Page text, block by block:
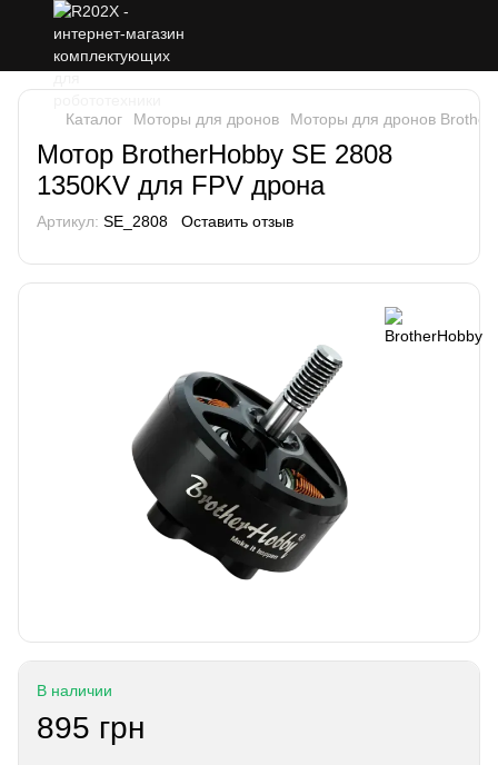
Каталог Моторы для дронов Моторы для дронов
Мотор BrotherHobby SE 2808
1350KV для FPV дрона
Артикул: SE_2808 Оставить отзыв
В наличии
895 грн